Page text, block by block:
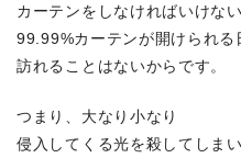
カーテンをしなければいけな
99.99%カーテンが開けられる
訪れることはないからです。
つまり、大なり小なり
侵入してくる光を殺してしまい